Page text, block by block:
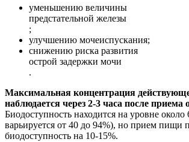
уменьшению величины
предстательной железы
;
улучшению мочеиспускания;
снижению риска развития
острой задержки мочи
.
Максимальная концентрация
наблюдается через 2-3 часа после приема
Биодоступность находится на уровне около
варьируется от 40 до 94%), но прием пищи
биодоступность на 10-15%.